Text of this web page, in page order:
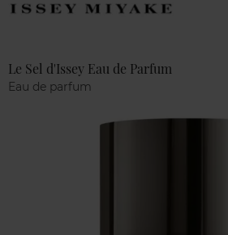
Le Sel d'Issey Eau de Parfum
Eau de parfum